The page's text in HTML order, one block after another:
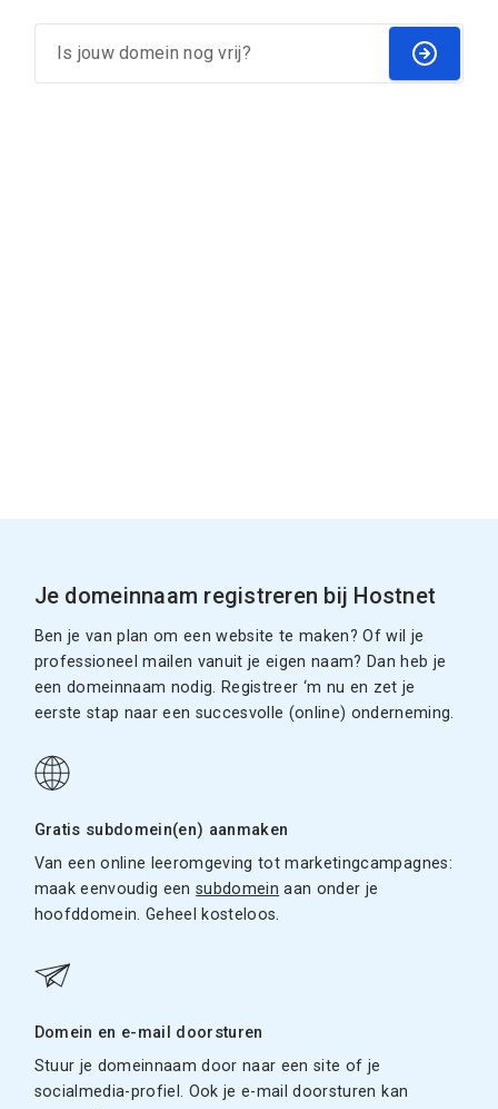
Je domeinnaam registreren bij Hostnet
Ben je van plan om een website te maken? Of wil je
professioneel mailen vanuit je eigen naam? Dan heb je
een domeinnaam nodig. Registreer ‘m nu en zet je
eerste stap naar een succesvolle (online) onderneming.
Gratis subdomein(en) aanmaken
Van een online leeromgeving tot marketingcampagnes:
maak eenvoudig eensubdomein aan onder je
hoofddomein. Geheel kosteloos.
Domein en e-mail doorsturen
Stuur je domeinnaam door naar een site of je
socialmedia-profiel. Ook je e-mail doorsturen kan